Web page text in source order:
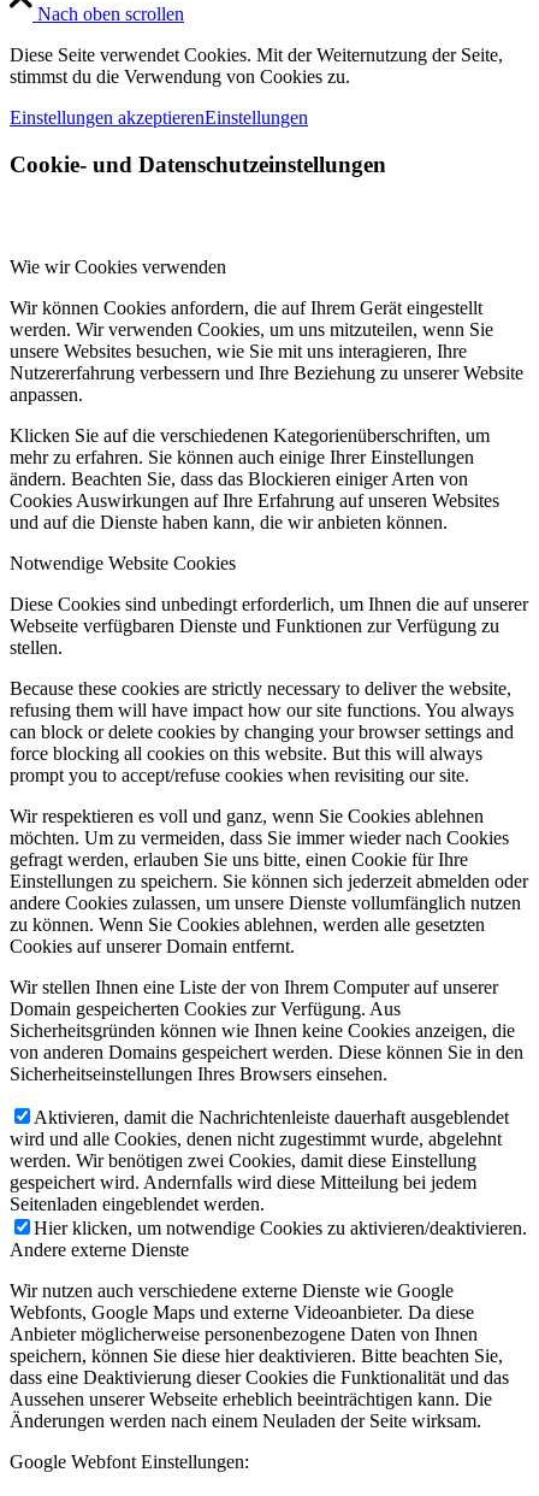
Nach oben scrollen
Diese Seite verwendet Cookies. Mit der Weiternutzung der Seite,
stimmst du die Verwendung von Cookies zu.
Einstellungen akzeptierenEinstellungen
Cookie- und Datenschutzeinstellungen
Wie wir Cookies verwenden
Wir können Cookies anfordern, die auf Ihrem Gerät eingestellt
werden. Wir verwenden Cookies, um uns mitzuteilen, wenn Sie
unsere Websites besuchen, wie Sie mit uns interagieren, Ihre
Nutzererfahrung verbessern und Ihre Beziehung zu unserer Website
anpassen.
Klicken Sie auf die verschiedenen Kategorienüberschriften, um
mehr zu erfahren. Sie können auch einige Ihrer Einstellungen
ändern. Beachten Sie, dass das Blockieren einiger Arten von
Cookies Auswirkungen auf Ihre Erfahrung auf unseren Websites
und auf die Dienste haben kann, die wir anbieten können.
Notwendige Website Cookies
Diese Cookies sind unbedingt erforderlich, um Ihnen die auf unserer
Webseite verfügbaren Dienste und Funktionen zur Verfügung zu
stellen.
Because these cookies are strictly necessary to deliver the website,
refusing them will have impact how our site functions. You always
can block or delete cookies by changing your browser settings and
force blocking all cookies on this website. But this will always
prompt you to accept/refuse cookies when revisiting our site.
Wir respektieren es voll und ganz, wenn Sie Cookies ablehnen
möchten. Um zu vermeiden, dass Sie immer wieder nach Cookies
gefragt werden, erlauben Sie uns bitte, einen Cookie für Ihre
Einstellungen zu speichern. Sie können sich jederzeit abmelden oder
andere Cookies zulassen, um unsere Dienste vollumfänglich nutzen
zu können. Wenn Sie Cookies ablehnen, werden alle gesetzten
Cookies auf unserer Domain entfernt.
Wir stellen Ihnen eine Liste der von Ihrem Computer auf unserer
Domain gespeicherten Cookies zur Verfügung. Aus
Sicherheitsgründen können wie Ihnen keine Cookies anzeigen, die
von anderen Domains gespeichert werden. Diese können Sie in den
Sicherheitseinstellungen Ihres Browsers einsehen.
Aktivieren, damit die Nachrichtenleiste dauerhaft ausgeblendet
wird und alle Cookies, denen nicht zugestimmt wurde, abgelehnt
werden. Wir benötigen zwei Cookies, damit diese Einstellung
gespeichert wird. Andernfalls wird diese Mitteilung bei jedem
Seitenladen eingeblendet werden.
Hier klicken, um notwendige Cookies zu aktivieren/deaktivieren.
Andere externe Dienste
Wir nutzen auch verschiedene externe Dienste wie Google
Webfonts, Google Maps und externe Videoanbieter. Da diese
Anbieter möglicherweise personenbezogene Daten von Ihnen
speichern, können Sie diese hier deaktivieren. Bitte beachten Sie,
dass eine Deaktivierung dieser Cookies die Funktionalität und das
Aussehen unserer Webseite erheblich beeinträchtigen kann. Die
Änderungen werden nach einem Neuladen der Seite wirksam.
Google Webfont Einstellungen: